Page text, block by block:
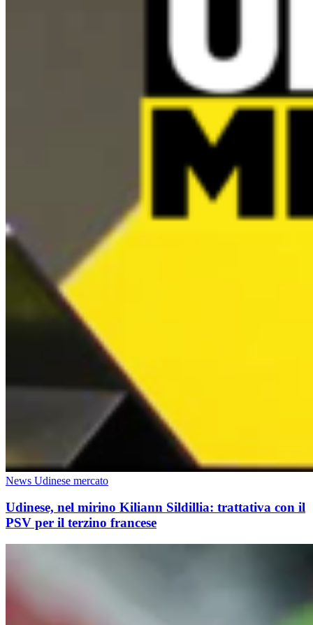
News Udinese mercato
Udinese, nel mirino Kiliann Sildillia: trattativa con il
PSV per il terzino francese